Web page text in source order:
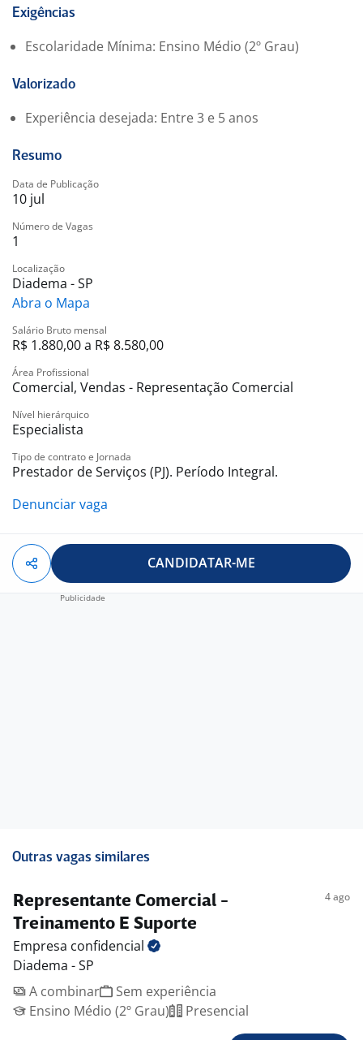
• Boa comunicação e habilidade em negociação;
• Habilidade para desenvolvimento de novos negócios;
• Disponibilidade para viagens;
? Diferencial: experiência no segmento
automotivo/pneus.
• Modalidade: PJ
• Benefício: Seguro de Vida
• Horário: Comercial
Exigências
Escolaridade Mínima: Ensino Médio (2º Grau)
Valorizado
Experiência desejada: Entre 3 e 5 anos
Resumo
Data de Publicação
10 jul
Número de Vagas
1
Localização
Diadema - SP
Abra o Mapa
Salário Bruto mensal
R$ 1.880,00 a R$ 8.580,00
Área Profissional
Comercial, Vendas - Representação Comercial
Nível hierárquico
Especialista
Tipo de contrato e Jornada
Prestador de Serviços (PJ). Período Integral.
Denunciar vaga
CANDIDATAR-ME
Outras vagas similares
Representante Comercial -
Treinamento E Suporte
4 ago
Empresa confidencial
Diadema - SP
A combinar
Sem experiência
Ensino Médio (2º Grau)
Presencial